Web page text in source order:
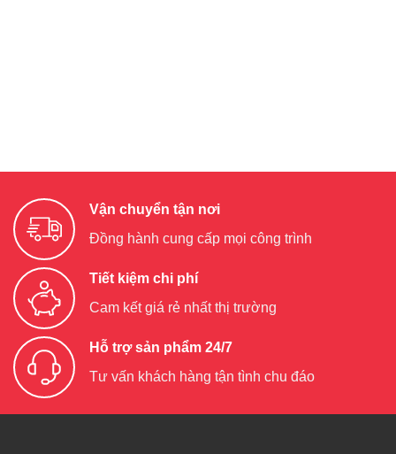
Vận chuyển tận nơi
Đồng hành cung cấp mọi công trình
Tiết kiệm chi phí
Cam kết giá rẻ nhất thị trường
Hỗ trợ sản phẩm 24/7
Tư vấn khách hàng tận tình chu đáo